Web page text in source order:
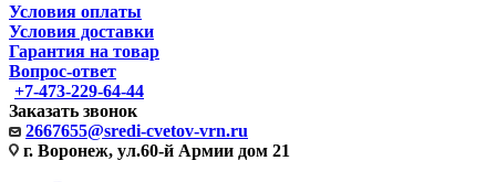
Условия оплаты
Условия доставки
Гарантия на товар
Вопрос-ответ
+7-473-229-64-44
Заказать звонок
2667655@sredi-cvetov-vrn.ru
г. Воронеж, ул.60-й Армии дом 21